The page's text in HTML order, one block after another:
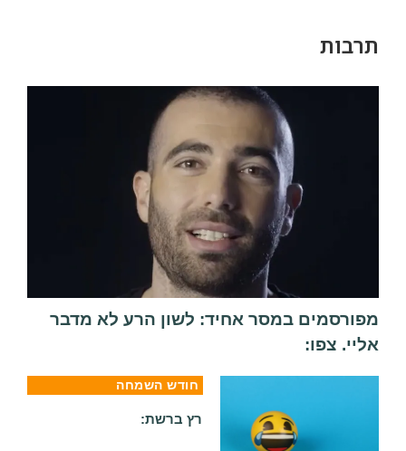
תרבות
מפורסמים במסר אחיד: לשון הרע לא מדבר
אליי. צפו:
חודש השמחה
רץ ברשת: